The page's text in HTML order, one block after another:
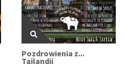
Pozdrowienia z...
Tajlandii